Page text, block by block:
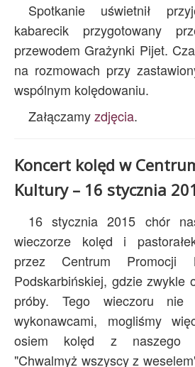
Spotkanie uświetnił
kabarecik przygotowany
przewodem Grażynki Pijet.
na rozmowach przy
wspólnym kolędowaniu.
Załączamyzdjęcia.
Koncert kolęd w
Kultury – 16 stycznia
16 stycznia 2015 chór
wieczorze kolęd i
przez Centrum
Podskarbińskiej, gdzie zwykle
próby. Tego wieczoru nie
wykonawcami, mogliśmy
osiem kolęd z naszego
"Chwalmyż wszyscy z